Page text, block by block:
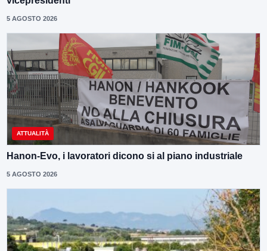
5 AGOSTO 2026
ATTUALITÀ
Hanon-Evo, i lavoratori dicono si al piano industriale
5 AGOSTO 2026